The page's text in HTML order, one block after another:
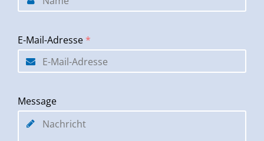
E-Mail-Adresse *
Message